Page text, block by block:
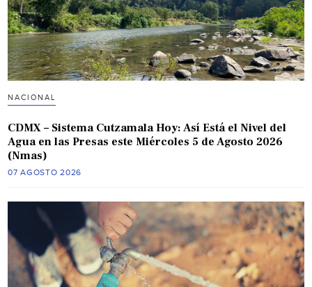
NACIONAL
CDMX – Sistema Cutzamala Hoy: Así Está el Nivel del
Agua en las Presas este Miércoles 5 de Agosto 2026
(Nmas)
07 AGOSTO 2026